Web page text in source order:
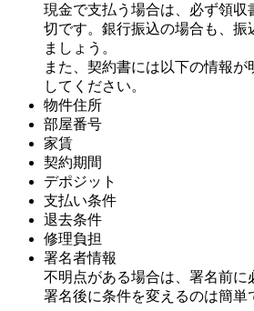
現金で支払う場合は、必ず領収
切です。銀行振込の場合も、振
ましょう。
また、契約書には以下の情報
してください。
物件住所
部屋番号
家賃
契約期間
デポジット
支払い条件
退去条件
修理負担
署名者情報
不明点がある場合は、署名前に
署名後に条件を変えるのは簡単